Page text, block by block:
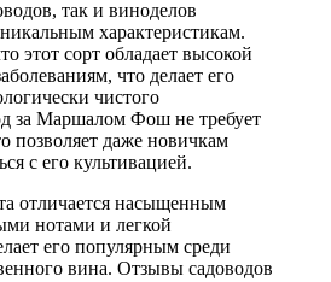
так и виноделов
характеристикам.
этот сорт обладает высокой
что делает его
чистого
за Маршалом Фош не требует
позволяет даже новичкам
с его культивацией.
отличается насыщенным
нотами и легкой
его популярным среди
вина. Отзывы садоводов